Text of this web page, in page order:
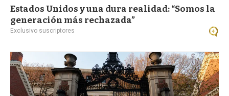
Estados Unidos y una dura realidad: “Somos la
generación más rechazada”
Exclusivo suscriptores